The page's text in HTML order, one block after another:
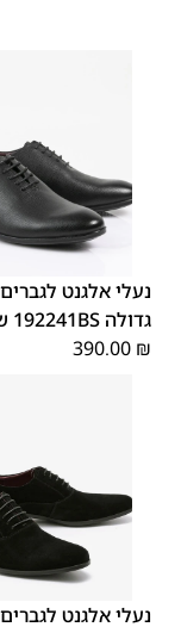
נעלי אלגנט
גדולה 192241BS שחור
390.00 ₪
41
42
43
נעלי אלגנט